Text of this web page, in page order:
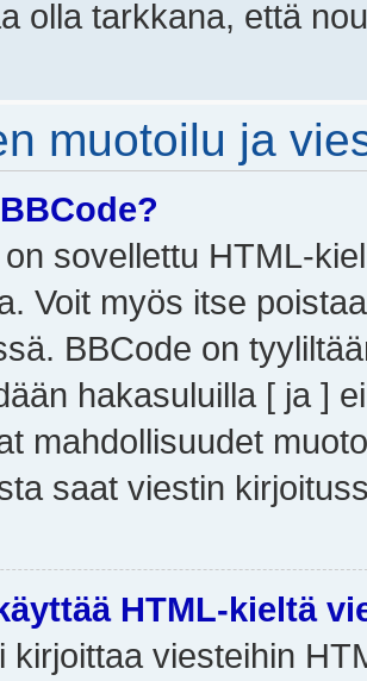
olla tarkkana, että
muotoilu ja
sovellettu HTML-
Voit myös itse
BBCode on
hakasuluilla [ ja ]
mahdollisuudet
saat viestin
HTML-kieltä
kirjoittaa viesteihin